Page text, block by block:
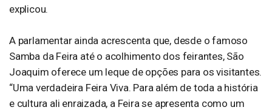
explicou.
A parlamentar ainda acrescenta que, desde o famoso
Samba da Feira até o acolhimento dos feirantes, São
Joaquim oferece um leque de opções para os visitantes.
“Uma verdadeira Feira Viva. Para além de toda a história
e cultura ali enraizada, a Feira se apresenta como um